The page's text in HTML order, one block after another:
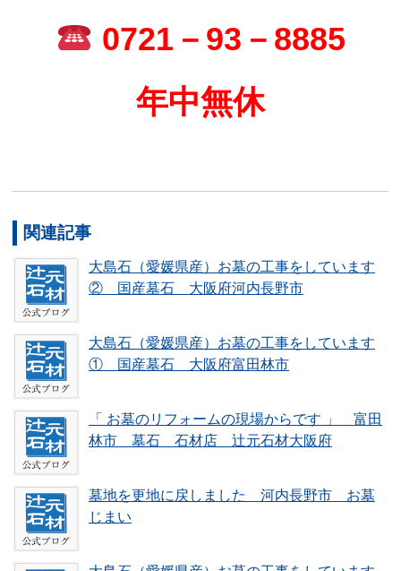
0721－93－8885
年中無休
関連記事
大島石（愛媛県産）お墓の工事をしています
② 国産墓石 大阪府河内長野市
大島石（愛媛県産）お墓の工事をしています
① 国産墓石 大阪府富田林市
「 お墓のリフォームの現場からです 」 富田
林市 墓石 石材店 辻元石材大阪府
墓地を更地に戻しました 河内長野市 お墓
じまい